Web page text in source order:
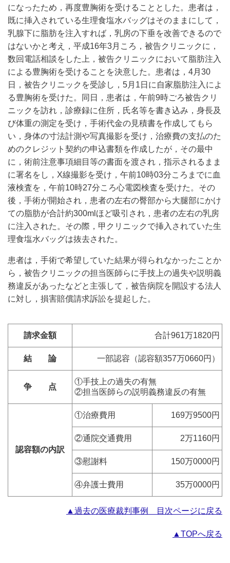
になったため，再度豊胸術を受けることとした。患者は，
既に挿入されている生理食塩水バッグはそのままにして，
乳腺下に脂肪を注入すれば，乳房の下垂を改善できるので
はないかと考え，平成16年3月ころ，被告クリニックに，
数回電話相談をした上，被告クリニックにおいて脂肪注入
による豊胸術を受けることを決意した。患者は，4月30
日，被告クリニックを受診し，5月1日に自家脂肪注入によ
る豊胸術を受けた。同日，患者は，午前9時ごろ被告クリ
ニックを訪れ，診療録に住所，氏名等を書き込み，身長及
び体重の測定を受け，手術代金の見積書を作成してもら
い，身体の寸法計測や写真撮影を受け，治療費の支払のた
めのクレジット契約の申込書類を作成したが，その最中
に，術前注意事項細目等の書面を渡され，指示されるまま
に署名をし，X線撮影を受け，午前10時03分ころまでに血
液検査を，午前10時27分ころ心電図検査を受けた。その
後，手術が開始され，患者の左右の臀部から大腿部にかけ
ての脂肪が合計約300mlほど吸引され，患者の左右の乳房
に注入された。その際，甲クリニックで挿入されていた生
理食塩水バッグは抜去された。
患者は，手術で希望していた結果が得られなかったことか
ら，被告クリニックの担当医師らに手技上の過失や説明義
務違反があったなどと主張して，被告病院を開設する法人
に対し，損害賠償請求訴訟を提起した。
請求金額 合計961万1820円
結 論 一部認容（認容額357万0660円）
争 点
①手技上の過失の有無
②担当医師らの説明義務違反の有無
認容額の内訳
①治療費用 169万9500円
②通院交通費用 2万1160円
③慰謝料 150万0000円
④弁護士費用 35万0000円
▲過去の医療裁判事例 目次ページに戻る
▲TOPへ戻る